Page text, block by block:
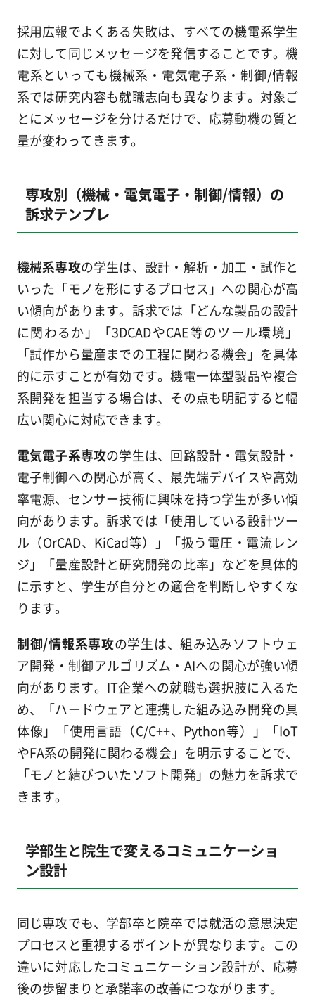
採用広報でよくある失敗は、すべての機電系学生
に対して同じメッセージを発信することです。機
電系といっても機械系・電気電子系・制御/情報
系では研究内容も就職志向も異なります。対象ご
とにメッセージを分けるだけで、応募動機の質と
量が変わってきます。
専攻別（機械・電気電子・制御/情報）の
訴求テンプレ
機械系専攻の学生は、設計・解析・加工・試作と
いった「モノを形にするプロセス」への関心が高
い傾向があります。訴求では「どんな製品の設計
に関わるか」「3DCADやCAE等のツール環境」
「試作から量産までの工程に関わる機会」を具体
的に示すことが有効です。機電一体型製品や複合
系開発を担当する場合は、その点も明記すると幅
広い関心に対応できます。
電気電子系専攻の学生は、回路設計・電気設計・
電子制御への関心が高く、最先端デバイスや高効
率電源、センサー技術に興味を持つ学生が多い傾
向があります。訴求では「使用している設計ツー
ル（OrCAD、KiCad等）」「扱う電圧・電流レン
ジ」「量産設計と研究開発の比率」などを具体的
に示すと、学生が自分との適合を判断しやすくな
ります。
制御/情報系専攻の学生は、組み込みソフトウェ
ア開発・制御アルゴリズム・AIへの関心が強い傾
向があります。IT企業への就職も選択肢に入るた
め、「ハードウェアと連携した組み込み開発の具
体像」「使用言語（C/C++、Python等）」「IoT
やFA系の開発に関わる機会」を明示することで、
「モノと結びついたソフト開発」の魅力を訴求で
きます。
学部生と院生で変えるコミュニケーショ
ン設計
同じ専攻でも、学部卒と院卒では就活の意思決定
プロセスと重視するポイントが異なります。この
違いに対応したコミュニケーション設計が、応募
後の歩留まりと承諾率の改善につながります。